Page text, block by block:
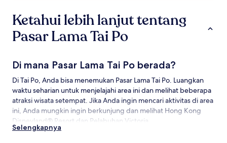
waktu.
Ketentuan
tambahan
mungkin
Ketahui lebih lanjut tentang
Pasar Lama Tai Po
Di mana Pasar Lama Tai Po berada?
Di Tai Po, Anda bisa menemukan Pasar Lama Tai Po. Luangkan
waktu seharian untuk menjelajahi area ini dan melihat beberapa
atraksi wisata setempat. Jika Anda ingin mencari aktivitas di area
ini, Anda mungkin ingin berkunjung dan melihat Hong Kong
Disneyland® Resort dan Pelabuhan Victoria.
Selengkapnya